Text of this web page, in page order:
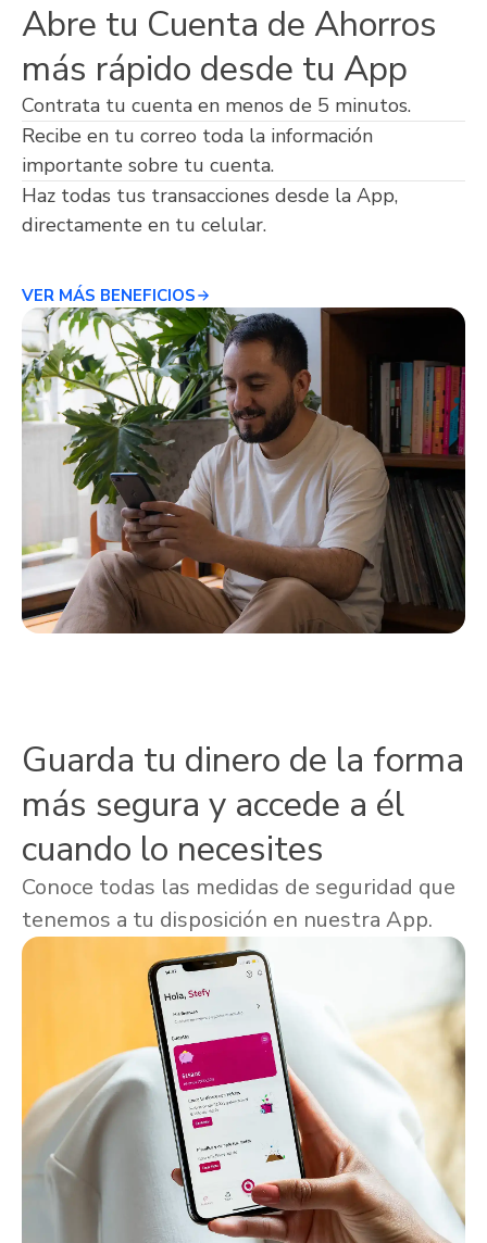
Abre tu Cuenta de Ahorros
más rápido desde tu App
Contrata tu cuenta en menos de 5 minutos.
Recibe en tu correo toda la información
importante sobre tu cuenta.
Haz todas tus transacciones desde la App,
directamente en tu celular.
VER MÁS BENEFICIOS
Guarda tu dinero de la forma
más segura y accede a él
cuando lo necesites
Conoce todas las medidas de seguridad que
tenemos a tu disposición en nuestra App.